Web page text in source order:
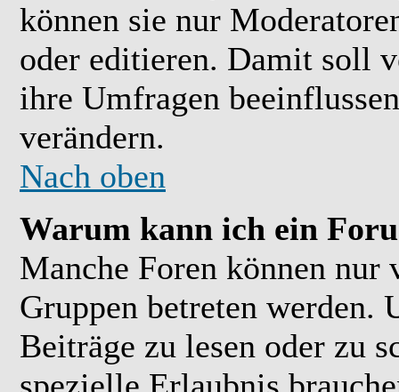
können sie nur
oder editieren. Damit soll
ihre Umfragen
verändern.
Nach oben
Warum kann ich ein
Manche Foren können nur
Gruppen betreten werden.
Beiträge zu lesen oder zu